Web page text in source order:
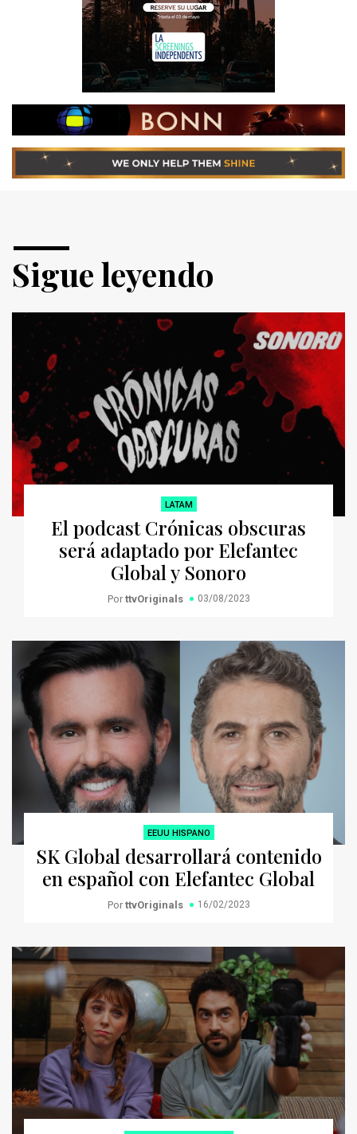
Sigue leyendo
LATAM
El podcast Crónicas obscuras
será adaptado por Elefantec
Global y Sonoro
Por ttvOriginals 03/08/2023
EEUU HISPANO
SK Global desarrollará contenido
en español con Elefantec Global
Por ttvOriginals 16/02/2023